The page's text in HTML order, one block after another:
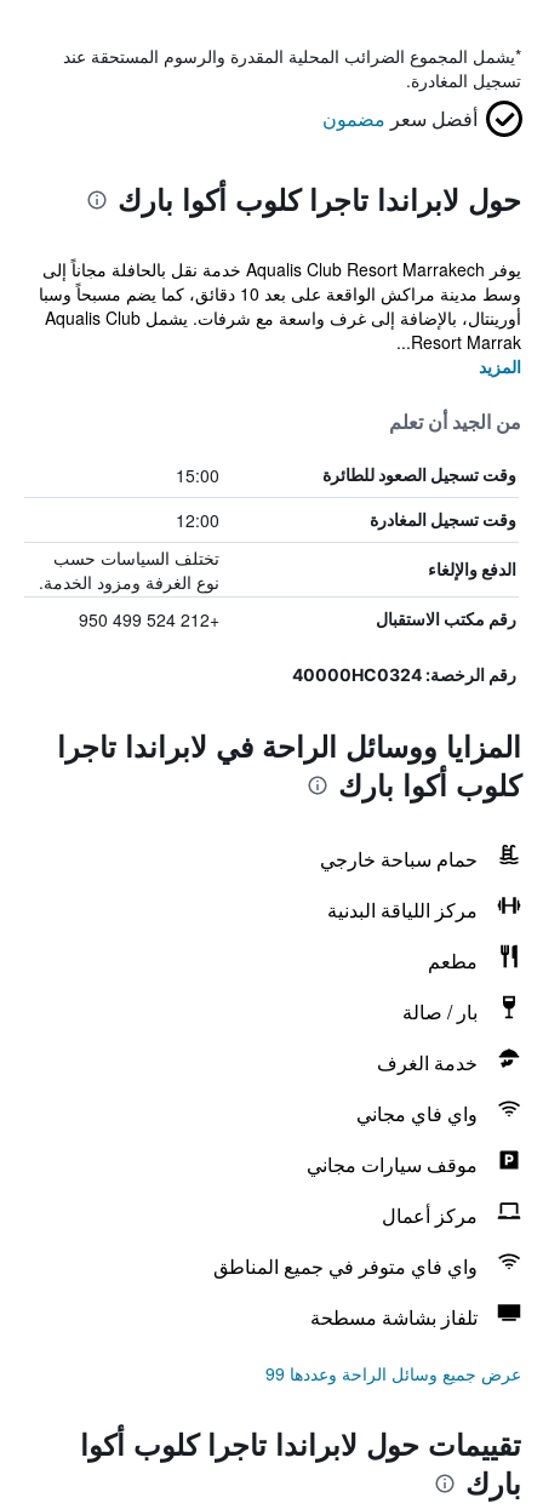
*يشمل المجموع الضرائب المحلية المقدرة والرسوم المستحقة عند
تسجيل المغادرة.
أفضل سعر مضمون
حول لابراندا تاجرا كلوب أكوا بارك
يوفر Aqualis Club Resort Marrakech خدمة نقل بالحافلة مجاناً إلى
وسط مدينة مراكش الواقعة على بعد 10 دقائق، كما يضم مسبحاً وسبا
أورينتال، بالإضافة إلى غرف واسعة مع شرفات. يشمل Aqualis Club
Resort Marrak...
المزيد
من الجيد أن تعلم
وقت تسجيل الصعود للطائرة 15:00
وقت تسجيل المغادرة 12:00
الدفع والإلغاء
تختلف السياسات حسب
نوع الغرفة ومزود الخدمة.
رقم مكتب الاستقبال +212 524 499 950
رقم الرخصة: 40000HC0324
المزايا ووسائل الراحة في لابراندا تاجرا
كلوب أكوا بارك
حمام سباحة خارجي
مركز اللياقة البدنية
مطعم
بار / صالة
خدمة الغرف
واي فاي مجاني
موقف سيارات مجاني
مركز أعمال
واي فاي متوفر في جميع المناطق
تلفاز بشاشة مسطحة
عرض جميع وسائل الراحة وعددها 99
تقييمات حول لابراندا تاجرا كلوب أكوا
بارك